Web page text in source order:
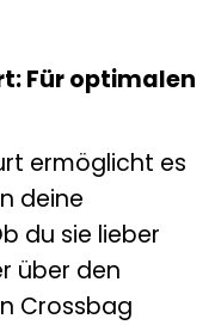
Für optimalen
ermöglicht es
deine
du sie lieber
über den
Crossbag